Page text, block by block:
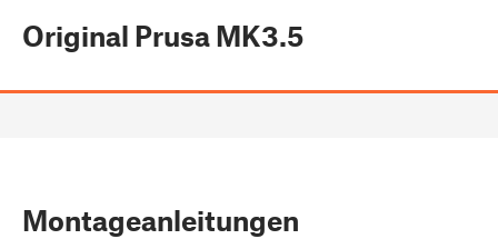
Original Prusa MK3.5
Montageanleitungen